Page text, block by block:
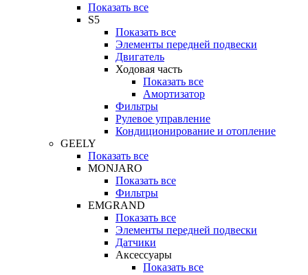
Показать все
S5
Показать все
Элементы передней подвески
Двигатель
Ходовая часть
Показать все
Амортизатор
Фильтры
Рулевое управление
Кондиционирование и отопление
GEELY
Показать все
MONJARO
Показать все
Фильтры
EMGRAND
Показать все
Элементы передней подвески
Датчики
Аксессуары
Показать все